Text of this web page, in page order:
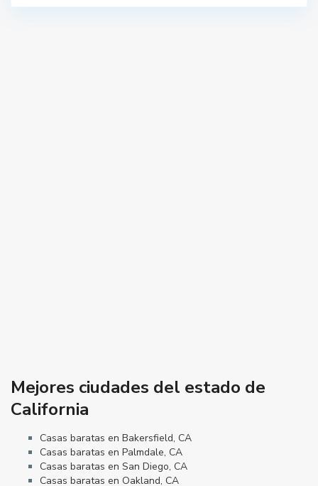
Mejores ciudades del estado de
California
Casas baratas en Bakersfield, CA
Casas baratas en Palmdale, CA
Casas baratas en San Diego, CA
Casas baratas en Oakland, CA